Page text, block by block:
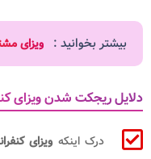
بیشتر بخوانید : ویزای
دلایل ریجکت شدن ویزای
درک اینکه ویزای